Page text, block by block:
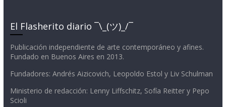
El Flasherito diario ¯\_(ツ)_/¯
Publicación independiente de arte contemporáneo y afines.
Fundado en Buenos Aires en 2013.
Fundadores: Andrés Aizicovich, Leopoldo Estol y Liv Schulman
Ministerio de redacción: Lenny Liffschitz, Sofía Reitter y Pepo
Scioli